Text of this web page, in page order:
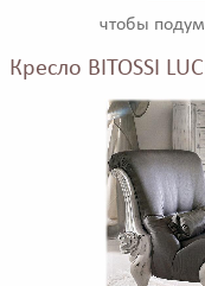
чтобы
Кресло BITOSSI